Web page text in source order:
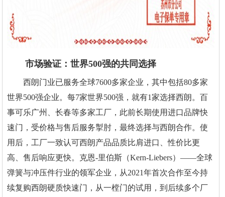
市场验证：世界500强的共同选择
西朗门业已服务全球7600多家企业，其中包括80多家
世界500强企业。每7家世界500强，就有1家选择西朗。百
事可乐广州、长春等多家工厂，此前长期使用进口品牌快
速门，受价格与售后服务掣肘，最终选择与西朗合作。使
用后，工厂一致认可西朗产品品质比肩进口、性价比更
高、售后响应更快。克恩-里伯斯（Kern-Liebers）——全球
弹簧与冲压件行业的领军企业，从2021年首次合作至今持
续复购西朗硬质快速门，从一樘门的试用，到后续多个厂